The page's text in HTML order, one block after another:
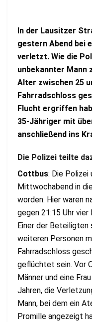
In der Lausitzer
gestern Abend bei
verletzt. Wie die
unbekannter Mann
Alter zwischen 25
Fahrradschloss
Flucht ergriffen
35-Jähriger mit
anschließend ins
Die Polizei teilte
Cottbus: Die
Mittwochabend in
worden. Hier waren
gegen 21:15 Uhr
Einer der Beteiligten
weiteren Personen
Fahrradschloss
geflüchtet sein. Vor
Männer und eine
Jahren, die
Mann, bei dem ein
Promille angezeigt